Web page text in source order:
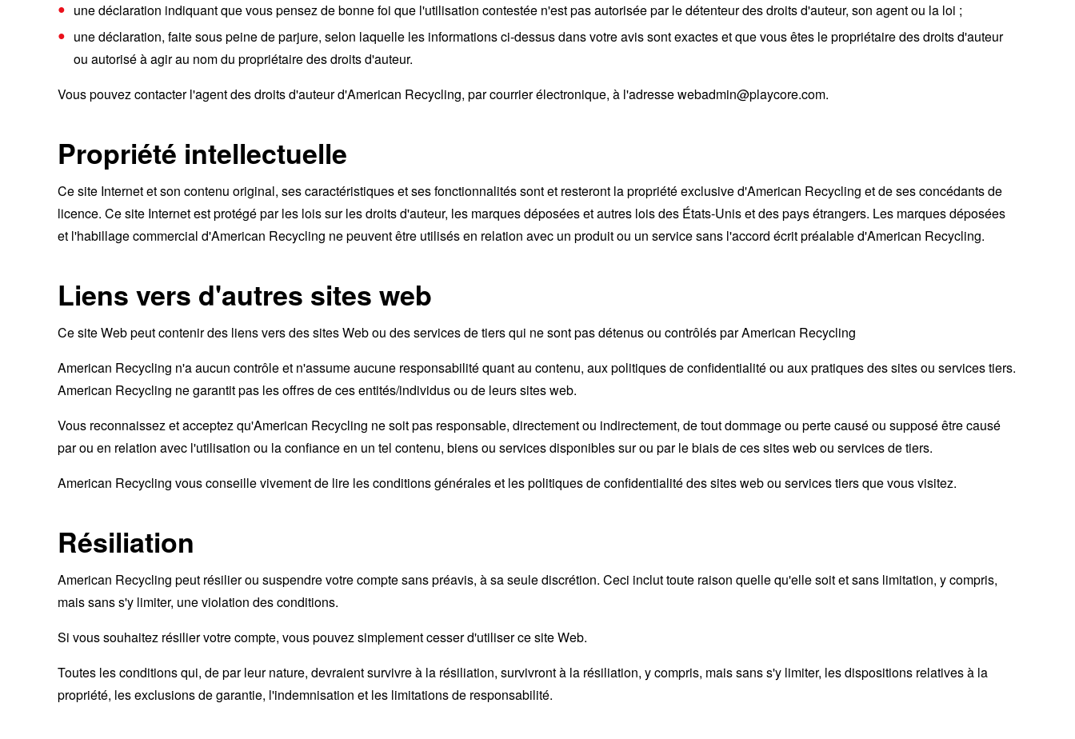
une déclaration indiquant que vous pensez de bonne foi que l'utilisation contestée n'est pas autorisée par le détenteur des droits d'auteur, son agent ou la loi ;
une déclaration, faite sous peine de parjure, selon laquelle les informations ci-dessus dans votre avis sont exactes et que vous êtes le propriétaire des droits d'auteur
ou autorisé à agir au nom du propriétaire des droits d'auteur.
Vous pouvez contacter l'agent des droits d'auteur d'American Recycling, par courrier électronique, à l'adresse webadmin@playcore.com.
Propriété intellectuelle
Ce site Internet et son contenu original, ses caractéristiques et ses fonctionnalités sont et resteront la propriété exclusive d'American Recycling et de ses concédants de
licence. Ce site Internet est protégé par les lois sur les droits d'auteur, les marques déposées et autres lois des États-Unis et des pays étrangers. Les marques déposées
et l'habillage commercial d'American Recycling ne peuvent être utilisés en relation avec un produit ou un service sans l'accord écrit préalable d'American Recycling.
Liens vers d'autres sites web
Ce site Web peut contenir des liens vers des sites Web ou des services de tiers qui ne sont pas détenus ou contrôlés par American Recycling
American Recycling n'a aucun contrôle et n'assume aucune responsabilité quant au contenu, aux politiques de confidentialité ou aux pratiques des sites ou services tiers.
American Recycling ne garantit pas les offres de ces entités/individus ou de leurs sites web.
Vous reconnaissez et acceptez qu'American Recycling ne soit pas responsable, directement ou indirectement, de tout dommage ou perte causé ou supposé être causé
par ou en relation avec l'utilisation ou la confiance en un tel contenu, biens ou services disponibles sur ou par le biais de ces sites web ou services de tiers.
American Recycling vous conseille vivement de lire les conditions générales et les politiques de confidentialité des sites web ou services tiers que vous visitez.
Résiliation
American Recycling peut résilier ou suspendre votre compte sans préavis, à sa seule discrétion. Ceci inclut toute raison quelle qu'elle soit et sans limitation, y compris,
mais sans s'y limiter, une violation des conditions.
Si vous souhaitez résilier votre compte, vous pouvez simplement cesser d'utiliser ce site Web.
Toutes les conditions qui, de par leur nature, devraient survivre à la résiliation, survivront à la résiliation, y compris, mais sans s'y limiter, les dispositions relatives à la
propriété, les exclusions de garantie, l'indemnisation et les limitations de responsabilité.